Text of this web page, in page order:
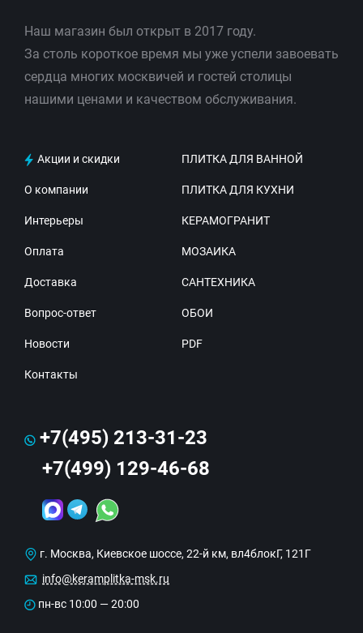
Наш магазин был открыт в 2017 году.
За столь короткое время мы уже успели завоевать
сердца многих москвичей и гостей столицы
нашими ценами и качеством обслуживания.
Акции и скидки
О компании
Интерьеры
Оплата
Доставка
Вопрос-ответ
Новости
Контакты
ПЛИТКА ДЛЯ ВАННОЙ
ПЛИТКА ДЛЯ КУХНИ
КЕРАМОГРАНИТ
МОЗАИКА
САНТЕХНИКА
ОБОИ
PDF
+7(495) 213-31-23
+7(499) 129-46-68
г. Москва, Киевское шоссе, 22-й км, вл4блокГ, 121Г
info@keramplitka-msk.ru
пн-вс 10:00 — 20:00